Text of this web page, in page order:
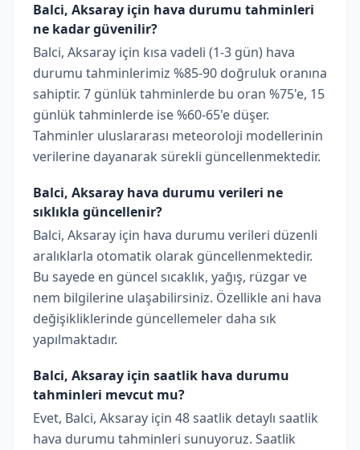
Balci, Aksaray için hava durumu tahminleri
ne kadar güvenilir?
Balci, Aksaray için kısa vadeli (1-3 gün) hava
durumu tahminlerimiz %85-90 doğruluk oranına
sahiptir. 7 günlük tahminlerde bu oran %75'e, 15
günlük tahminlerde ise %60-65'e düşer.
Tahminler uluslararası meteoroloji modellerinin
verilerine dayanarak sürekli güncellenmektedir.
Balci, Aksaray hava durumu verileri ne
sıklıkla güncellenir?
Balci, Aksaray için hava durumu verileri düzenli
aralıklarla otomatik olarak güncellenmektedir.
Bu sayede en güncel sıcaklık, yağış, rüzgar ve
nem bilgilerine ulaşabilirsiniz. Özellikle ani hava
değişikliklerinde güncellemeler daha sık
yapılmaktadır.
Balci, Aksaray için saatlik hava durumu
tahminleri mevcut mu?
Evet, Balci, Aksaray için 48 saatlik detaylı saatlik
hava durumu tahminleri sunuyoruz. Saatlik